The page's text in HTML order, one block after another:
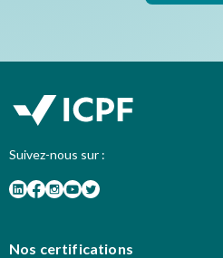
Suivez-nous sur :
Nos certifications